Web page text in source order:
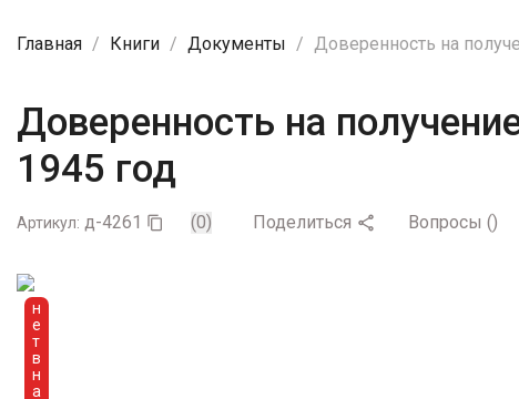
Главная Книги Документы Доверенность на
Доверенность на
1945 год
Артикул: д-4261  (0) Поделиться  Вопросы ()
н
е
т
в
н
а